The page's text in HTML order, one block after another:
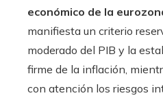
económico de la
manifiesta un criterio
moderado del PIB y la
firme de la inflación,
con atención los riesgos